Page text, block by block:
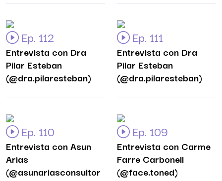
Ep. 112
Entrevista con Dra
Pilar Esteban
(@dra.pilaresteban)
Ep. 111
Entrevista con Dra
Pilar Esteban
(@dra.pilaresteban)
Ep. 110
Entrevista con Asun
Arias
(@asunariasconsultor
Ep. 109
Entrevista con Carme
Farre Carbonell
(@face.toned)